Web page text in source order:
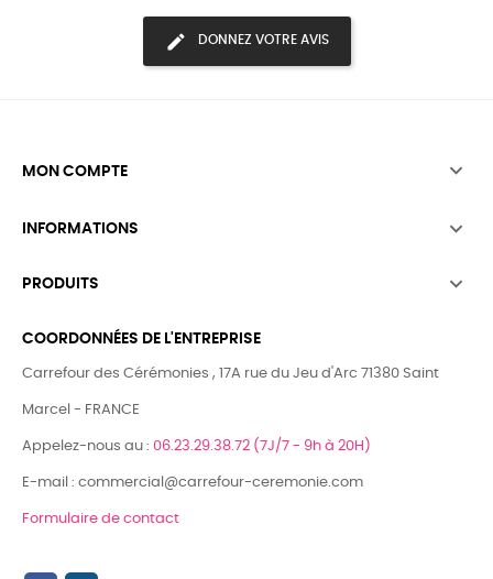
DONNEZ VOTRE AVIS
MON COMPTE 
INFORMATIONS 
PRODUITS 
COORDONNÉES DE L'ENTREPRISE
Carrefour des Cérémonies , 17A rue du Jeu d'Arc 71380 Saint
Marcel - FRANCE
Appelez-nous au : 06.23.29.38.72 (7J/7 - 9h à 20H)
E-mail : commercial@carrefour-ceremonie.com
Formulaire de contact